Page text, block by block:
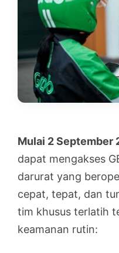
Mulai 2 September
dapat mengakses
darurat yang
cepat, tepat, dan
tim khusus terlatih
keamanan rutin: